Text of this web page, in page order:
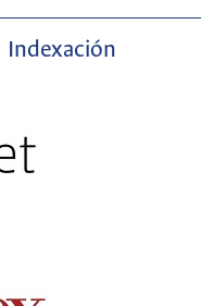
Indexación